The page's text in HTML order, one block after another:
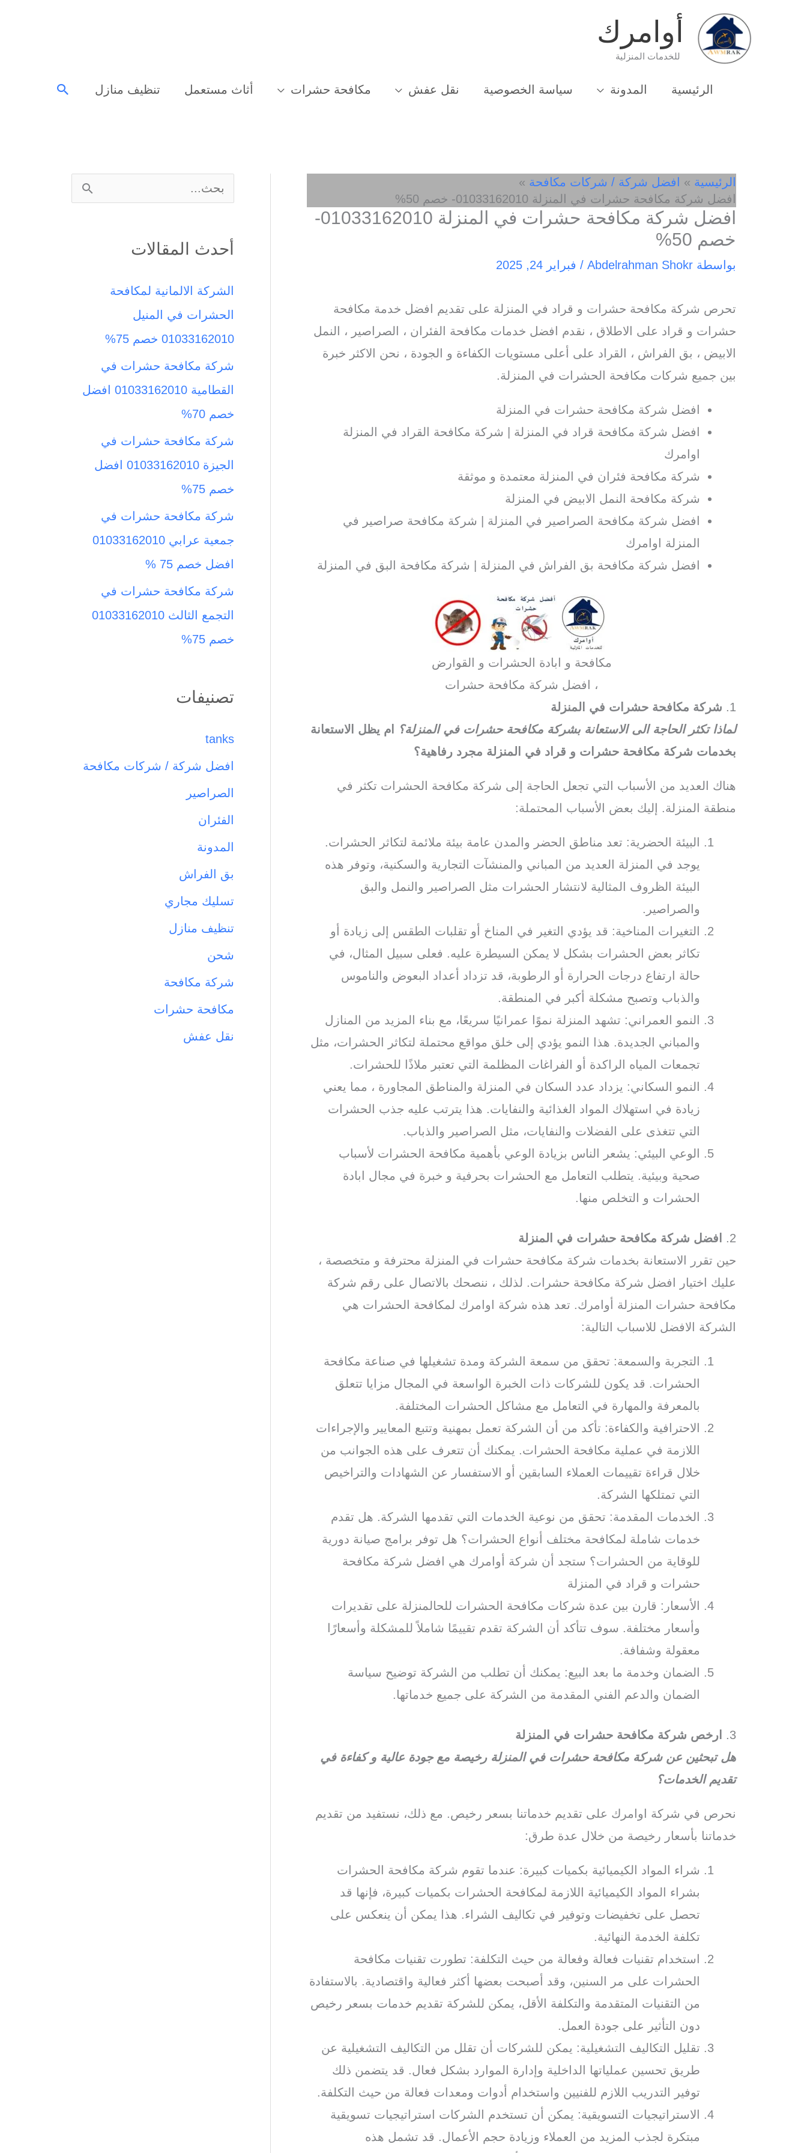
أوامرك
للخدمات المنزلية
الرئيسية المدونة سياسة الخصوصية نقل عفش مكافحة حشرات أثاث مستعمل تنظيف منازل البحث
الرئيسية
افضل شركة / شركات مكافحة
افضل شركة مكافحة حشرات في المنزلة 01033162010- خصم 50%
افضل شركة مكافحة حشرات في المنزلة 01033162010-
خصم 50%
بواسطة Abdelrahman Shokr
/ فبراير 24, 2025
تحرص شركة مكافحة حشرات و قراد في المنزلة على تقديم افضل خدمة مكافحة
حشرات و قراد على الاطلاق ، نقدم افضل خدمات مكافحة الفئران ، الصراصير ، النمل
الابيض ، بق الفراش ، القراد على أعلى مستويات الكفاءة و الجودة ، نحن الاكثر خبرة
بين جميع شركات مكافحة الحشرات في المنزلة.
افضل شركة مكافحة حشرات في المنزلة
افضل شركة مكافحة قراد في المنزلة | شركة مكافحة القراد في المنزلة
اوامرك
شركة مكافحة فئران في المنزلة معتمدة و موثقة
شركة مكافحة النمل الابيض في المنزلة
افضل شركة مكافحة الصراصير في المنزلة | شركة مكافحة صراصير في
المنزلة اوامرك
افضل شركة مكافحة بق الفراش في المنزلة | شركة مكافحة البق في المنزلة
مكافحة و ابادة الحشرات و القوارض
، افضل شركة مكافحة حشرات
1.
شركة مكافحة حشرات في المنزلة
لماذا تكثر الحاجة الى الاستعانة بشركة مكافحة حشرات في المنزلة؟
ام يظل الاستعانة
بخدمات شركة مكافحة حشرات و قراد في المنزلة مجرد رفاهية؟
هناك العديد من الأسباب التي تجعل الحاجة إلى شركة مكافحة الحشرات تكثر في
منطقة المنزلة. إليك بعض الأسباب المحتملة:
البيئة الحضرية: تعد مناطق الحضر والمدن عامة بيئة ملائمة لتكاثر الحشرات.
يوجد في المنزلة العديد من المباني والمنشآت التجارية والسكنية، وتوفر هذه
البيئة الظروف المثالية لانتشار الحشرات مثل الصراصير والنمل والبق
والصراصير.
التغيرات المناخية: قد يؤدي التغير في المناخ أو تقلبات الطقس إلى زيادة أو
تكاثر بعض الحشرات بشكل لا يمكن السيطرة عليه. فعلى سبيل المثال، في
حالة ارتفاع درجات الحرارة أو الرطوبة، قد تزداد أعداد البعوض والناموس
والذباب وتصبح مشكلة أكبر في المنطقة.
النمو العمراني: تشهد المنزلة نموًا عمرانيًا سريعًا، مع بناء المزيد من المنازل
والمباني الجديدة. هذا النمو يؤدي إلى خلق مواقع محتملة لتكاثر الحشرات، مثل
تجمعات المياه الراكدة أو الفراغات المظلمة التي تعتبر ملاذًا للحشرات.
النمو السكاني: يزداد عدد السكان في المنزلة والمناطق المجاورة ، مما يعني
زيادة في استهلاك المواد الغذائية والنفايات. هذا يترتب عليه جذب الحشرات
التي تتغذى على الفضلات والنفايات، مثل الصراصير والذباب.
الوعي البيئي: يشعر الناس بزيادة الوعي بأهمية مكافحة الحشرات لأسباب
صحية وبيئية. يتطلب التعامل مع الحشرات بحرفية و خبرة في مجال ابادة
الحشرات و التخلص منها.
2.
افضل شركة مكافحة حشرات في المنزلة
حين تقرر الاستعانة بخدمات شركة مكافحة حشرات في المنزلة محترفة و متخصصة ،
عليك اختيار افضل شركة مكافحة حشرات. لذلك ، ننصحك بالاتصال على رقم شركة
مكافحة حشرات المنزلة أوامرك. تعد هذه شركة اوامرك لمكافحة الحشرات هي
الشركة الافضل للاسباب التالية:
التجربة والسمعة: تحقق من سمعة الشركة ومدة تشغيلها في صناعة مكافحة
الحشرات. قد يكون للشركات ذات الخبرة الواسعة في المجال مزايا تتعلق
بالمعرفة والمهارة في التعامل مع مشاكل الحشرات المختلفة.
الاحترافية والكفاءة: تأكد من أن الشركة تعمل بمهنية وتتبع المعايير والإجراءات
اللازمة في عملية مكافحة الحشرات. يمكنك أن تتعرف على هذه الجوانب من
خلال قراءة تقييمات العملاء السابقين أو الاستفسار عن الشهادات والتراخيص
التي تمتلكها الشركة.
الخدمات المقدمة: تحقق من نوعية الخدمات التي تقدمها الشركة. هل تقدم
خدمات شاملة لمكافحة مختلف أنواع الحشرات؟ هل توفر برامج صيانة دورية
للوقاية من الحشرات؟ ستجد أن شركة أوامرك هي افضل شركة مكافحة
حشرات و قراد في المنزلة
الأسعار: قارن بين عدة شركات مكافحة الحشرات للحالمنزلة على تقديرات
وأسعار مختلفة. سوف تتأكد أن الشركة تقدم تقييمًا شاملاً للمشكلة وأسعارًا
معقولة وشفافة.
الضمان وخدمة ما بعد البيع: يمكنك أن تطلب من الشركة توضيح سياسة
الضمان والدعم الفني المقدمة من الشركة على جميع خدماتها.
3.
ارخص شركة مكافحة حشرات في المنزلة
هل تبحثين عن شركة مكافحة حشرات في المنزلة رخيصة مع جودة عالية و كفاءة في
تقديم الخدمات؟
نحرص في شركة اوامرك على تقديم خدماتنا بسعر رخيص. مع ذلك، نستفيد من تقديم
خدماتنا بأسعار رخيصة من خلال عدة طرق:
شراء المواد الكيميائية بكميات كبيرة: عندما تقوم شركة مكافحة الحشرات
بشراء المواد الكيميائية اللازمة لمكافحة الحشرات بكميات كبيرة، فإنها قد
تحصل على تخفيضات وتوفير في تكاليف الشراء. هذا يمكن أن ينعكس على
تكلفة الخدمة النهائية.
استخدام تقنيات فعالة وفعالة من حيث التكلفة: تطورت تقنيات مكافحة
الحشرات على مر السنين، وقد أصبحت بعضها أكثر فعالية واقتصادية. بالاستفادة
من التقنيات المتقدمة والتكلفة الأقل، يمكن للشركة تقديم خدمات بسعر رخيص
دون التأثير على جودة العمل.
تقليل التكاليف التشغيلية: يمكن للشركات أن تقلل من التكاليف التشغيلية عن
طريق تحسين عملياتها الداخلية وإدارة الموارد بشكل فعال. قد يتضمن ذلك
توفير التدريب اللازم للفنيين واستخدام أدوات ومعدات فعالة من حيث التكلفة.
الاستراتيجيات التسويقية: يمكن أن تستخدم الشركات استراتيجيات تسويقية
مبتكرة لجذب المزيد من العملاء وزيادة حجم الأعمال. قد تشمل هذه
ب
ث
ع
ن
أحدث المقالات
الشركة الالمانية لمكافحة
الحشرات في المنيل
01033162010 خصم 75%
شركة مكافحة حشرات في
القطامية 01033162010 افضل
خصم 70%
شركة مكافحة حشرات في
الجيزة 01033162010 افضل
خصم 75%
شركة مكافحة حشرات في
جمعية عرابي 01033162010
افضل خصم 75 %
شركة مكافحة حشرات في
التجمع الثالث 01033162010
خصم 75%
تصنيفات
tanks
افضل شركة / شركات مكافحة
الصراصير
الفئران
المدونة
بق الفراش
تسليك مجاري
تنظيف منازل
شحن
شركة مكافحة
مكافحة حشرات
نقل عفش